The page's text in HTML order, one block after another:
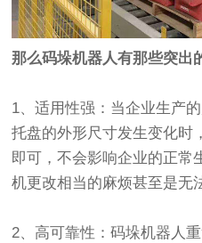
那么码垛机器人有那些突出
1、适用性强：当企业生产
托盘的外形尺寸发生变化时
即可，不会影响企业的正常
机更改相当的麻烦甚至是无
2、高可靠性：码垛机器人